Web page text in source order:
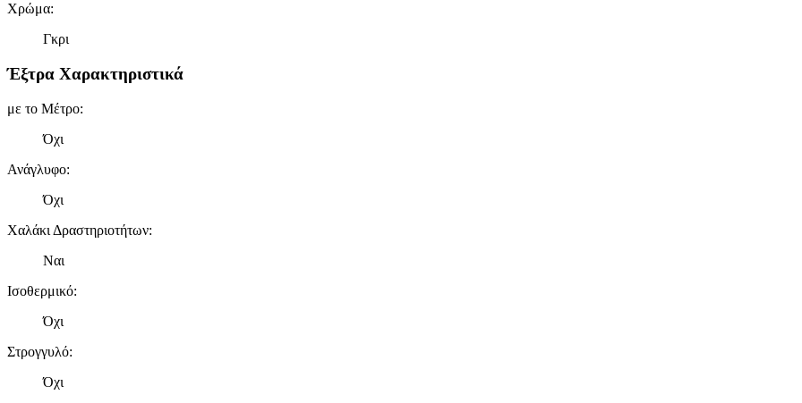
Χρώμα:
Γκρι
Έξτρα Χαρακτηριστικά
με το Μέτρο:
Όχι
Ανάγλυφο:
Όχι
Χαλάκι Δραστηριοτήτων:
Ναι
Ισοθερμικό:
Όχι
Στρογγυλό:
Όχι